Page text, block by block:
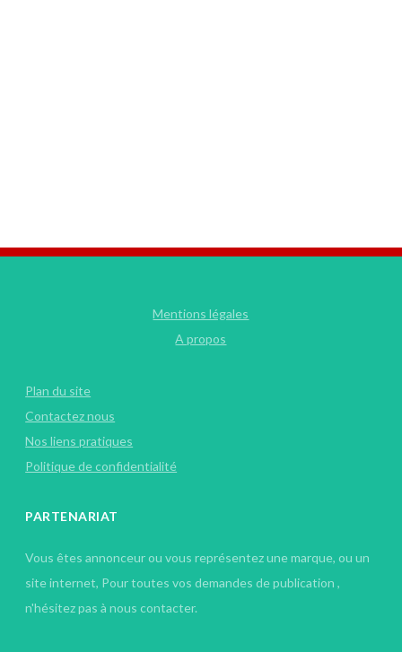
Mentions légales
A propos
Plan du site
Contactez nous
Nos liens pratiques
Politique de confidentialité
PARTENARIAT
Vous êtes annonceur ou vous représentez une marque, ou un
site internet, Pour toutes vos demandes de publication ,
n'hésitez pas à nous contacter.